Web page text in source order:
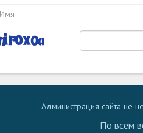
Администрация сайта не
По всем